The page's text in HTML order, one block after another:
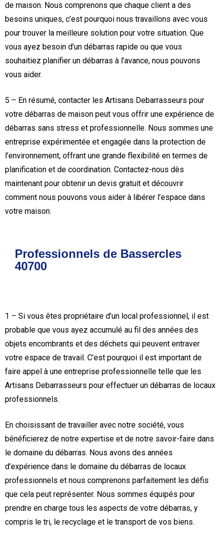
de maison. Nous comprenons que chaque client a des
besoins uniques, c’est pourquoi nous travaillons avec vous
pour trouver la meilleure solution pour votre situation. Que
vous ayez besoin d’un débarras rapide ou que vous
souhaitiez planifier un débarras à l’avance, nous pouvons
vous aider.
5 – En résumé, contacter les Artisans Debarrasseurs pour
votre débarras de maison peut vous offrir une expérience de
débarras sans stress et professionnelle. Nous sommes une
entreprise expérimentée et engagée dans la protection de
l’environnement, offrant une grande flexibilité en termes de
planification et de coordination. Contactez-nous dès
maintenant pour obtenir un devis gratuit et découvrir
comment nous pouvons vous aider à libérer l’espace dans
votre maison.
Professionnels de Bassercles
40700
1 – Si vous êtes propriétaire d’un local professionnel, il est
probable que vous ayez accumulé au fil des années des
objets encombrants et des déchets qui peuvent entraver
votre espace de travail. C’est pourquoi il est important de
faire appel à une entreprise professionnelle telle que les
Artisans Debarrasseurs pour effectuer un débarras de locaux
professionnels.
En choisissant de travailler avec notre société, vous
bénéficierez de notre expertise et de notre savoir-faire dans
le domaine du débarras. Nous avons des années
d’expérience dans le domaine du débarras de locaux
professionnels et nous comprenons parfaitement les défis
que cela peut représenter. Nous sommes équipés pour
prendre en charge tous les aspects de votre débarras, y
compris le tri, le recyclage et le transport de vos biens.